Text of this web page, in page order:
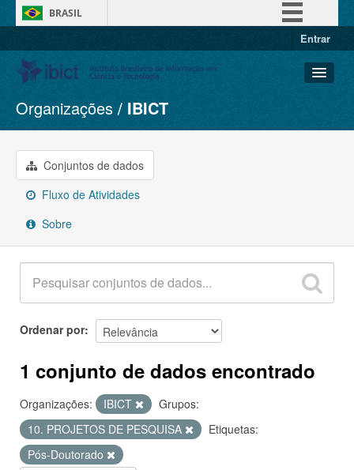
BRASIL
Entrar
Conjuntos de dados
Organizações
Grupos
Sobre
Organizações IBICT
Conjuntos de dados
Fluxo de Atividades
Sobre
Ordenar por
1 conjunto de dados encontrado
Organizações: IBICT
Grupos:
10. PROJETOS DE PESQUISA
Etiquetas:
Pós-Doutorado